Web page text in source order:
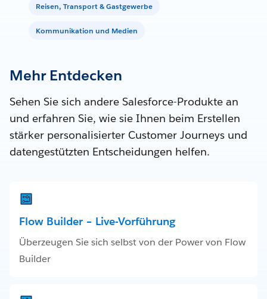
Reisen, Transport & Gastgewerbe
Kommunikation und Medien
Mehr Entdecken
Sehen Sie sich andere Salesforce-Produkte an
und erfahren Sie, wie sie Ihnen beim Erstellen
stärker personalisierter Customer Journeys und
datengestützten Entscheidungen helfen.
Flow Builder – Live-Vorführung
Überzeugen Sie sich selbst von der Power von Flow
Builder